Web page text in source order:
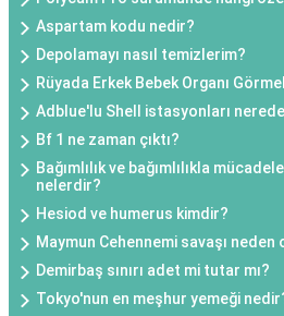
Aspartam kodu nedir?
Depolamayı nasıl temizlerim?
Rüyada Erkek Bebek Organı
Adblue'lu Shell istasyonları
Bf 1 ne zaman çıktı?
Bağımlılık ve bağımlılıkla
nelerdir?
Hesiod ve humerus kimdir?
Maymun Cehennemi savaşı neden
Demirbaş sınırı adet mi tutar mı?
Tokyo'nun en meşhur yemeği